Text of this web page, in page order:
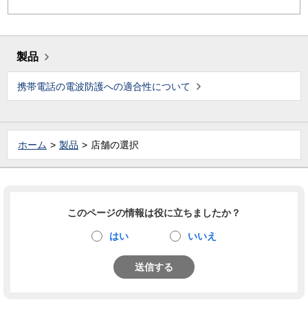
製品
携帯電話の電波防護への適合性について
ホーム 製品 店舗の選択
このページの情報は役に立ちましたか？
はい いいえ
送信する